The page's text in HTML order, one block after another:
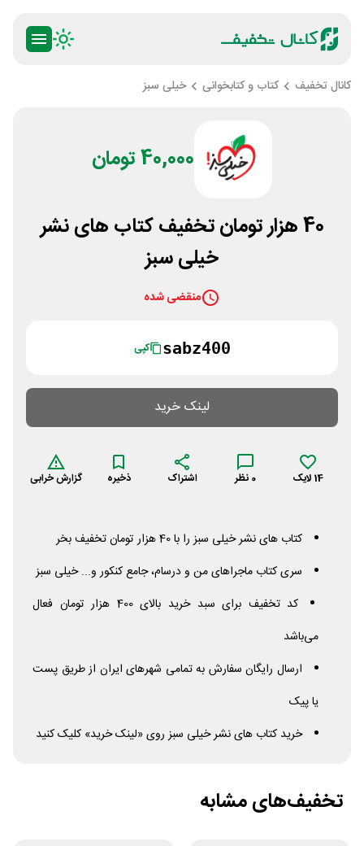
کانال تخفیف کتاب و کتابخوانی خیلی سبز
40,000 تومان
40 هزار تومان تخفیف کتاب های نشر
خیلی سبز
منقضی شده
sabz400 کپی
لینک خرید
14 لایک 0 نظر اشتراک ذخیره گزارش خرابی
کتاب های نشر خیلی سبز را با 40 هزار تومان تخفیف بخر
سری کتاب ماجراهای من و درسام، جامع کنکور و... خیلی سبز
کد تخفیف برای سبد خرید بالای 400 هزار تومان فعال
می‌باشد
ارسال رایگان سفارش به تمامی شهرهای ایران از طریق پست
یا پیک
خرید کتاب های نشر خیلی سبز روی «لینک خرید» کلیک کنید
تخفیف‌های مشابه